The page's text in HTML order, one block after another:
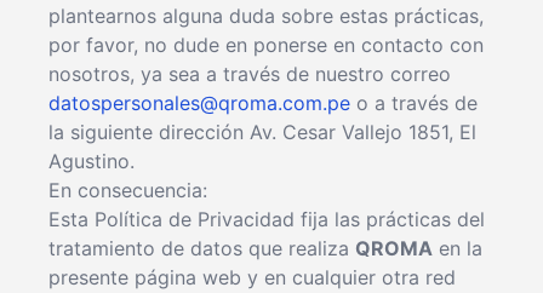
plantearnos alguna duda sobre estas prácticas,
por favor, no dude en ponerse en contacto con
nosotros, ya sea a través de nuestro correo
datospersonales@qroma.com.pe o a través de
la siguiente dirección Av. Cesar Vallejo 1851, El
Agustino.
En consecuencia:
Esta Política de Privacidad fija las prácticas del
tratamiento de datos que realiza QROMA en la
presente página web y en cualquier otra red